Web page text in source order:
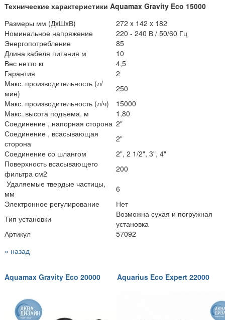
Технические характеристики Aquamax Gravity Eco 15000
Размеры мм (ДxШxВ)
272 x 142 x 182
Номинальное напряжение
220 - 240 В / 50/60 Гц
Энергопотребление
85
Длина кабеля питания м
10
Вес нетто кг
4,5
Гарантия
2
Макс. производительность (л/
мин)
250
Макс. производительность (л/ч)
15000
Макс. высота подъема, м
1,80
Соединение , напорная сторона 2"
Соединение , всасывающая
сторона
2"
Соединение со шлангом
2", 2 1/2", 3", 4"
Поверхность всасывающего
фильтра см2
200
Удаляемые твердые частицы,
мм
6
Электронное регулирование
Нет
Тип установки
Возможна сухая и погружная
установка
Артикул
57092
« назад
Aquamax Gravity Eco 20000 Aquarius Eco Expert 22000